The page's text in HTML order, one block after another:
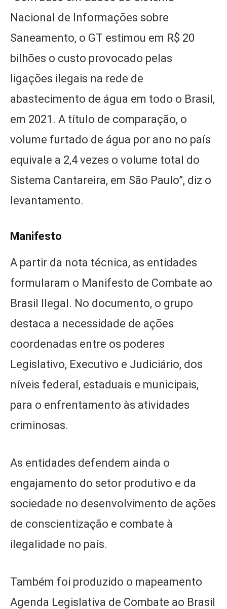
Nacional de Informações sobre
Saneamento, o GT estimou em R$ 20
bilhões o custo provocado pelas
ligações ilegais na rede de
abastecimento de água em todo o Brasil,
em 2021. A título de comparação, o
volume furtado de água por ano no país
equivale a 2,4 vezes o volume total do
Sistema Cantareira, em São Paulo”, diz o
levantamento.
Manifesto
A partir da nota técnica, as entidades
formularam o Manifesto de Combate ao
Brasil Ilegal. No documento, o grupo
destaca a necessidade de ações
coordenadas entre os poderes
Legislativo, Executivo e Judiciário, dos
níveis federal, estaduais e municipais,
para o enfrentamento às atividades
criminosas.
As entidades defendem ainda o
engajamento do setor produtivo e da
sociedade no desenvolvimento de ações
de conscientização e combate à
ilegalidade no país.
Também foi produzido o mapeamento
Agenda Legislativa de Combate ao Brasil